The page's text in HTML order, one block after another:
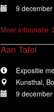
9
Meer informatie
Aan Tafel
Expositie
Kunsthal,
9